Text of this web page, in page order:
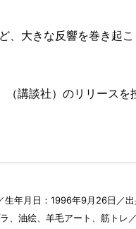
大きな反響を巻き起こ
講談社）のリリースを
年月日：1996年9月26日／
、油絵、羊毛アート、筋トレ